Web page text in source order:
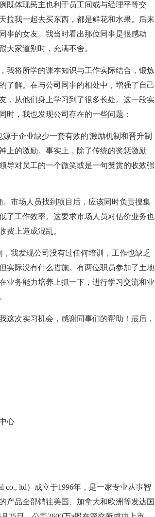
既体现民主也利于员工间或与经理平等交
拉我一起去买东西，都是鲜花和水果。后来
事的女友。我当时看出那位同事是很感动
大家道别时，充满不舍。
将所学的课本知识与工作实际结合，锻炼
了解。在与公司同事的相处中，增强了自己
，从他们身上学习到了很多长处。这一段实
时，我也发现公司存在的一些问题：
企业缺少一套有效的'激励机制和晋升制
上的激励。事实上，除了传统的奖惩激励
导对员工的一个微笑或是一句赞赏的收效强
市场人员找到项目后，应该同时负责搜集
了工作效率。这要求市场人员对估价业务也
费上造成混乱。
我发现公司没有过任何培训，工作也缺乏
实际没有什么措施。有两位职员参加了土地
业务能力培养上抓一下，进行学习交流和业
次实习机会，感谢同事们的帮助！最后，
心
ltd）成立于1996年，是一家专业从事智
产品全部销往美国、加拿大和欧洲等发达国